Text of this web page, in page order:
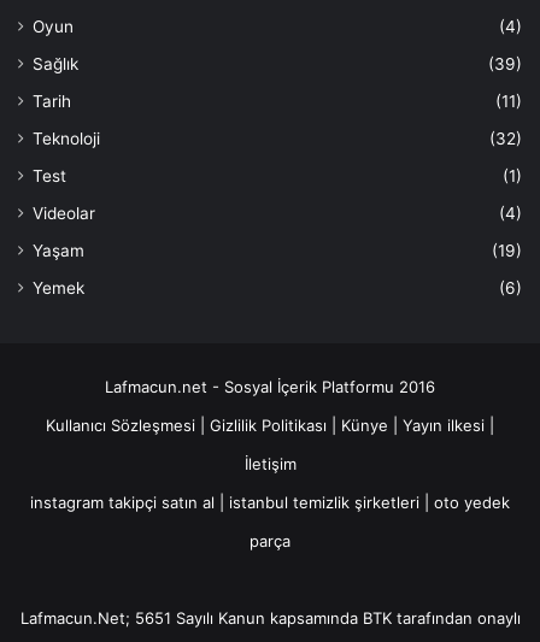
Oyun
(4)
Sağlık
(39)
Tarih
(11)
Teknoloji
(32)
Test
(1)
Videolar
(4)
Yaşam
(19)
Yemek
(6)
Lafmacun.net - Sosyal İçerik Platformu 2016
Kullanıcı Sözleşmesi
Gizlilik Politikası Künye Yayın ilkesi
İletişim
instagram takipçi satın al
istanbul temizlik şirketleri
oto yedek
parça
Lafmacun.Net; 5651 Sayılı Kanun kapsamında BTK tarafından onaylı